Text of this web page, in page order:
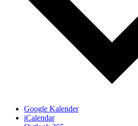
Google Kalender
iCalendar